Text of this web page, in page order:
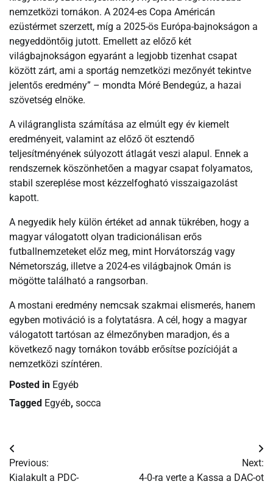
nemzetközi tornákon. A 2024-es Copa Américán
ezüstérmet szerzett, míg a 2025-ös Európa-bajnokságon a
negyeddöntőig jutott. Emellett az előző két
világbajnokságon egyaránt a legjobb tizenhat csapat
között zárt, ami a sportág nemzetközi mezőnyét tekintve
jelentős eredmény” – mondta Móré Bendegúz, a hazai
szövetség elnöke.
A világranglista számítása az elmúlt egy év kiemelt
eredményeit, valamint az előző öt esztendő
teljesítményének súlyozott átlagát veszi alapul. Ennek a
rendszernek köszönhetően a magyar csapat folyamatos,
stabil szereplése most kézzelfogható visszaigazolást
kapott.
A negyedik hely külön értéket ad annak tükrében, hogy a
magyar válogatott olyan tradicionálisan erős
futballnemzeteket előz meg, mint Horvátország vagy
Németország, illetve a 2024-es világbajnok Omán is
mögötte található a rangsorban.
A mostani eredmény nemcsak szakmai elismerés, hanem
egyben motiváció is a folytatásra. A cél, hogy a magyar
válogatott tartósan az élmezőnyben maradjon, és a
következő nagy tornákon tovább erősítse pozícióját a
nemzetközi színtéren.
Posted in Egyéb
Tagged Egyéb, socca
Bejegyzés
navigáció
Previous:
Kialakult a PDC-
Next:
4-0-ra verte a Kassa a DAC-ot